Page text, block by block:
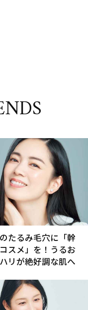
たるみ毛穴に「幹
スメ」を！うるお
リが絶好調な肌へ